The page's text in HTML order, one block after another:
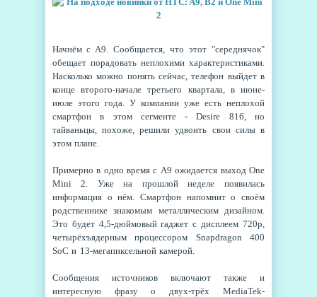
Начнём с A9. Сообщается, что этот "середнячок"
обещает порадовать неплохими характеристиками.
Насколько можно понять сейчас, телефон выйдет в
конце второго-начале третьего квартала, в июне-
июле этого года. У компании уже есть неплохой
смартфон в этом сегменте -Desire 816, но
тайваньцы, похоже, решили удвоить свои силы в
этом плане.
Примерно в одно время с А9 ожидается выход One
Mini 2. Уже на прошлой неделе появилась
информация о нём. Смартфон напомнит о своём
родственнике знакомым металлическим дизайном.
Это будет 4,5-дюймовый гаджет с дисплеем 720p,
четырёхъядерным процессором Snapdragon 400
SoC и 13-мегапиксельной камерой.
Сообщения источников включают также и
интересную фразу о двух-трёх MediaTek-